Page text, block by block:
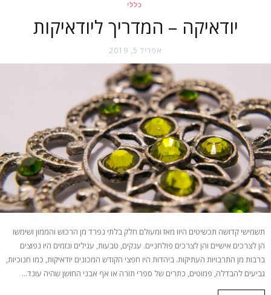
כללי
יודאיקה – המדריך ליודאיקות
אפריל 5, 2019
תשמישי קדושה תכשיטים היוו מאז ומעולם חלק בלתי נפרד מן הרכוש והממון ושימשו
הן לצרכים אישיים והן לצרכים פולחניים. ענקים, טבעות, עגילים ונזמים היו נפוצים
ברבות מן התרבויות העתיקות. ביהדות היו חפצי הקודש המכונים יודאיקות, כמו חנוכיות,
גביעים להבדלה, פמוטים, כתרים של ספרי תורה או אף אבני החושן שהיה עונד...